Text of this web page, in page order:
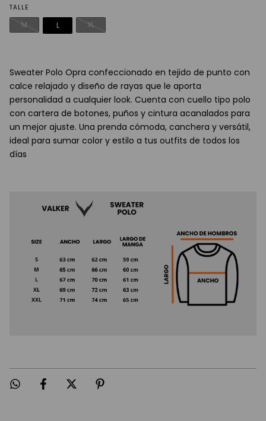
TALLE
M L XL
Sweater Polo Opra confeccionado en tejido de punto con
calce relajado y diseño de rayas que le aporta
personalidad a cualquier look. Cuenta con cuello tipo polo
con cartera de botones, puños y cintura acanalados para
un mejor ajuste. Una prenda cómoda, canchera y versátil,
ideal para sumar color y estilo a tus outfits de todos los
días